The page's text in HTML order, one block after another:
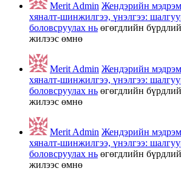
Merit Admin Жендэрийн
хяналт-шинжилгээ, үнэлгээ:
боловсруулах нь өгөгдлийн
жилээс өмнө
Merit Admin Жендэрийн
хяналт-шинжилгээ, үнэлгээ:
боловсруулах нь өгөгдлийн
жилээс өмнө
Merit Admin Жендэрийн
хяналт-шинжилгээ, үнэлгээ:
боловсруулах нь өгөгдлийн
жилээс өмнө